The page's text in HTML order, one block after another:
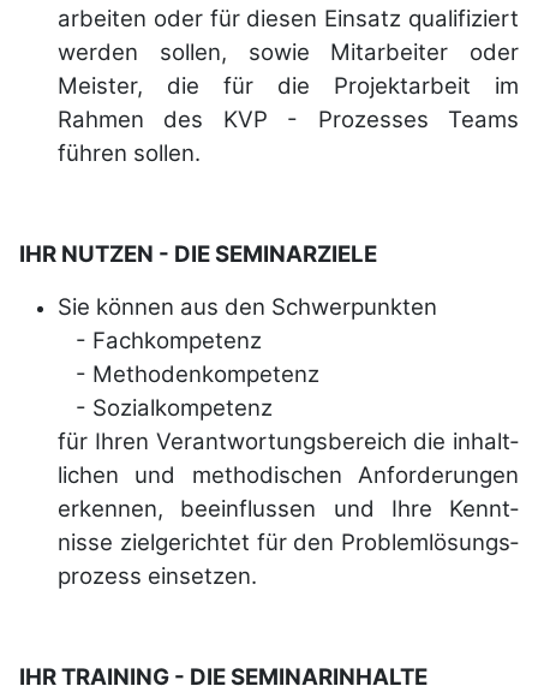
arbeiten oder für diesen Einsatz qualifiziert
werden sollen, sowie Mitarbeiter oder
Meister, die für die Projektarbeit im
Rahmen des KVP - Prozesses Teams
führen sollen.
IHR NUTZEN - DIE SEMINARZIELE
Sie können aus den Schwerpunkten
- Fachkompetenz
- Methodenkompetenz
- Sozialkompetenz
für Ihren Verant­wortungs­bereich die inhalt­
lichen und metho­dischen Anfor­derungen
erkennen, beein­flussen und Ihre Kennt­
nisse zielgerichtet für den Problem­lösungs­
prozess einsetzen.
IHR TRAINING - DIE SEMINARINHALTE